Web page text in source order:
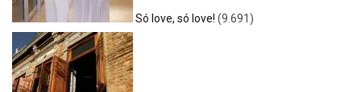
Só love, só love! (9.691)